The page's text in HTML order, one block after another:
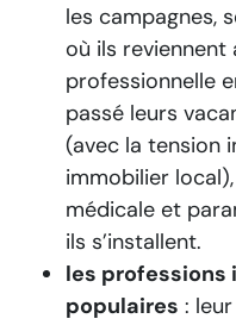
les campagnes,
où ils reviennent
professionnelle
passé leurs
(avec la tension
immobilier
médicale et
ils s’installent.
les
populaires :